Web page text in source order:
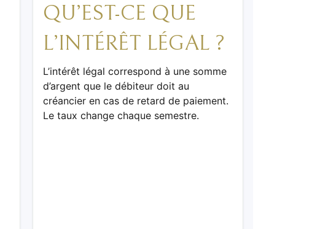
QU’EST-CE QUE
L’INTÉRÊT LÉGAL ?
L’intérêt légal correspond à une somme
d’argent que le débiteur doit au
créancier en cas de retard de paiement.
Le taux change chaque semestre.